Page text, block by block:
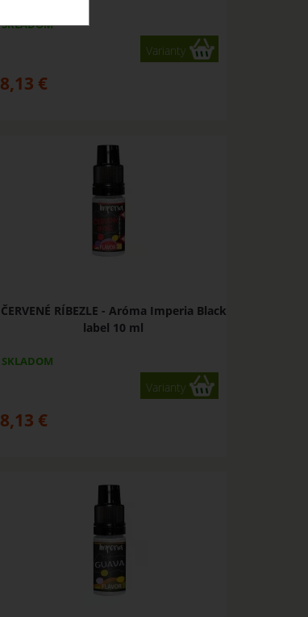
SKLADOM
Varianty
8,13 €
ČERVENÉ RÍBEZLE - Aróma Imperia Black
label 10 ml
SKLADOM
Varianty
8,13 €